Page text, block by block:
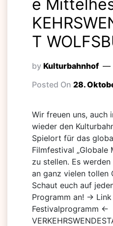
e
T
by Kulturbahnhof
Posted On 28.
Wir freuen uns, auch
wieder den
Spielort für das
Filmfestival „Globale
zu stellen. Es
an ganz vielen tollen
Schaut euch auf
Programm an! ->
Festivalprogramm <-